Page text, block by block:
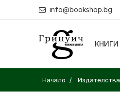
info@bookshop.bg
КНИГИ
Начало Издателства